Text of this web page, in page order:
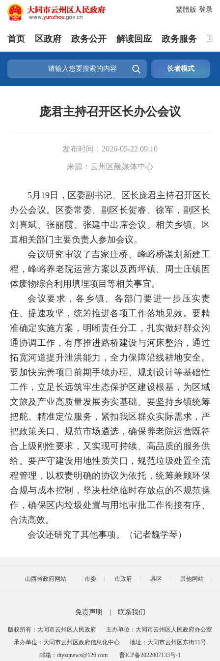
登录
繁體版
首页 区政府 政务公开 解读回应 政务服务 互
 长者模式
庞君主持召开区长办公会议
发布时间： 2026-05-22 09:10
来源： 云州区融媒体中心
5月19日，区委副书记、区长庞君主持召开区长
办公会议。区委常委、副区长贺睿、徐军，副区长
刘喜斌、张丽霞、张建中出席会议。相关乡镇、区
直相关部门主要负责人参加会议。
会议研究审议了吉家庄桥、峰峪桥谋划新建工
程，峰峪养老院运营方案以及西坪镇、周士庄镇固
体废物综合利用填埋项目等相关事宜。
会议要求，各乡镇、各部门要进一步压实责
任、提速攻坚，统筹推进各项工作落地见效。要精
准确定实施方案，明晰责任分工，扎实做好群众沟
通协调工作，有序推进路桥建设与河床整治，通过
拓宽河道提升泄洪能力，全力保障沿线耕地安全。
要加快完善项目前期手续办理、规划设计等基础性
工作，立足长远筑牢生态保护区建设根基，为区域
文旅及产业高质量发展夯实基础。要坚持乡镇统筹
把舵、精准定位服务，紧扣我区群众实际需求，严
把政策关口、规范市场遴选，确保养老院运营既符
合上级刚性要求，又实现可持续、高品质的服务供
给。要严守建设用地性质关口，规范垃圾处置全流
程管理，以权责明确的协议为依托，统筹兼顾环保
合规与成本控制，坚决杜绝临时存放点的不规范操
作，确保区内垃圾处置与用地审批工作衔接有序、
合法高效。
会议还研究了其他事项。（记者魏学琴）
山西省政府网站 市委 市政府 县区 其他网站
免责声明 联系我们
版权所有：大同市云州区人民政府
主办单位：大同市云州区人民政府办公室
承办单位：大同市云州区政府信息化中心
地址：大同市云州区东街11号
邮箱：dtyzqnews@126.com
晋ICP备2022007133号-1